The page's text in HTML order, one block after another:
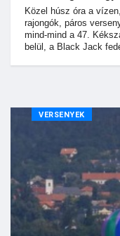
Közel húsz óra a
rajongók, páros
mind-mind a 47.
belül, a Black Jack
VERSENYEK